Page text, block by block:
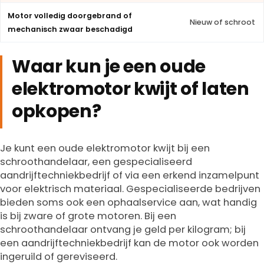
Motor volledig doorgebrand of
mechanisch zwaar beschadigd
Nieuw of schroot
Waar kun je een oude
elektromotor kwijt of laten
opkopen?
Je kunt een oude elektromotor kwijt bij een
schroothandelaar, een gespecialiseerd
aandrijftechniekbedrijf of via een erkend inzamelpunt
voor elektrisch materiaal. Gespecialiseerde bedrijven
bieden soms ook een ophaalservice aan, wat handig
is bij zware of grote motoren. Bij een
schroothandelaar ontvang je geld per kilogram; bij
een aandrijftechniekbedrijf kan de motor ook worden
ingeruild of gereviseerd.